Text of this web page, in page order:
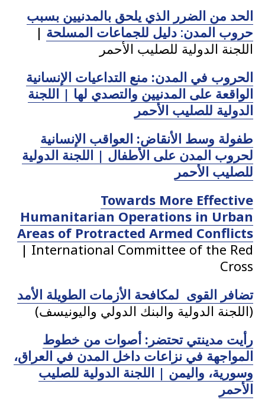
الحد من الضرر الذي يلحق بالمدنيين بسبب
حروب المدن: دليل للجماعات المسلحة |
اللجنة الدولية للصليب الأحمر
الحروب في المدن: منع التداعيات الإنسانية
الواقعة على المدنيين والتصدي لها | اللجنة
الدولية للصليب الأحمر
طفولة وسط الأنقاض: العواقب الإنسانية
لحروب المدن على الأطفال | اللجنة الدولية
للصليب الأحمر
Towards More Effective
Humanitarian Operations in Urban
Areas of Protracted Armed Conflicts
| International Committee of the Red
Cross
تضافر القوى لمكافحة الأزمات الطويلة الأمد
(اللجنة الدولية والبنك الدولي واليونيسف)
ر أيت مدينتي تحتضر: أصوات من خطوط
المواجهة في نزاعات داخل المدن في العراق،
وسورية، واليمن | اللجنة الدولية للصليب
الأحمر